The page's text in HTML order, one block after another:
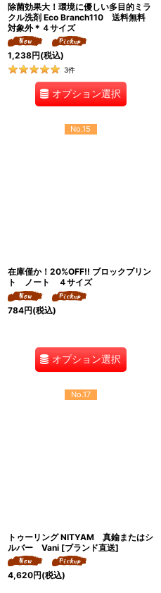
除菌効果大！環境に優しい多目的ミラ
クル洗剤 Eco Branch110 送料無料
対象外＊４サイズ
1,238円(税込)
3件
オプション選択
No.15
在庫僅か！20%OFF!! ブロックプリン
ト ノート ４サイズ
784円(税込)
オプション選択
No.17
トゥーリング NITYAM 真鍮またはシ
ルバー Vani [ブランド直送]
4,620円(税込)